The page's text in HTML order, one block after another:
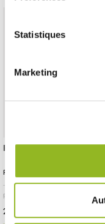
Statistiques
Marketing
Pique Papillon 120 mm
Référence :VO11223
- 120x29x5 mm- Bambou / PS-
pièces / carton
255,61 € Le carton